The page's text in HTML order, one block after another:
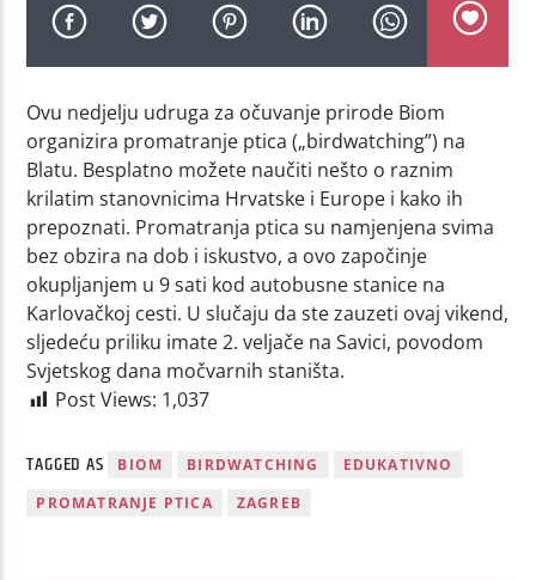
Ovu nedjelju udruga za očuvanje prirode Biom
organizira promatranje ptica („birdwatching”) na
Blatu. Besplatno možete naučiti nešto o raznim
krilatim stanovnicima Hrvatske i Europe i kako ih
prepoznati. Promatranja ptica su namjenjena svima
bez obzira na dob i iskustvo, a ovo započinje
okupljanjem u 9 sati kod autobusne stanice na
Karlovačkoj cesti. U slučaju da ste zauzeti ovaj vikend,
sljedeću priliku imate 2. veljače na Savici, povodom
Svjetskog dana močvarnih staništa.
Post Views: 1,037
TAGGED AS BIOM BIRDWATCHING
EDUKATIVNO
PROMATRANJE PTICA
ZAGREB